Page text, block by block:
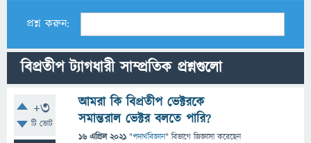
প্রশ্ন করুন:
বিপ্রতীপ ট্যাগধারী সাম্প্রতিক প্রশ্নগুলো
+3
টি ভোট
আমরা কি বিপ্রতীপ ভেক্টরকে
সমান্তরাল ভেক্টর বলতে পারি?
16 এপ্রিল 2021 "পদার্থবিজ্ঞান" বিভাগে জিজ্ঞাসাকরেছেন